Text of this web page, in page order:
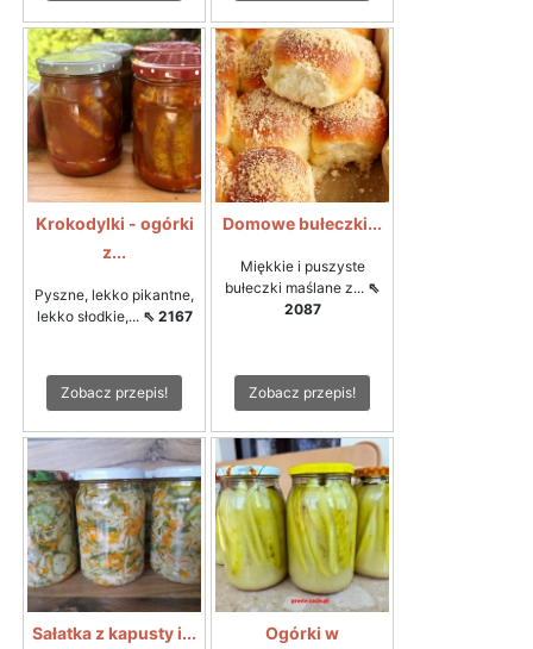
Krokodylki - ogórki
z...
Pyszne, lekko pikantne,
lekko słodkie,... ⇖ 2167
Zobacz przepis!
Domowe bułeczki...
Miękkie i puszyste
bułeczki maślane z... ⇖
2087
Zobacz przepis!
Sałatka z kapusty i...
Ogórki w